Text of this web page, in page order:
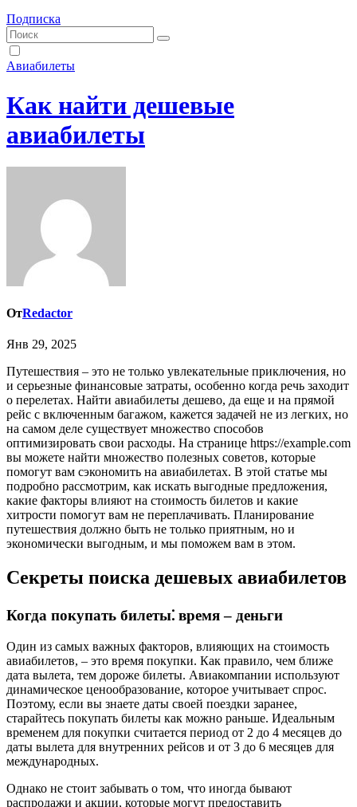
Подписка
Авиабилеты
Как найти дешевые
авиабилеты
ОтRedactor
Янв 29, 2025
Путешествия – это не только увлекательные приключения, но
и серьезные финансовые затраты, особенно когда речь заходит
о перелетах. Найти авиабилеты дешево, да еще и на прямой
рейс с включенным багажом, кажется задачей не из легких, но
на самом деле существует множество способов
оптимизировать свои расходы. На странице https://example.com
вы можете найти множество полезных советов, которые
помогут вам сэкономить на авиабилетах. В этой статье мы
подробно рассмотрим, как искать выгодные предложения,
какие факторы влияют на стоимость билетов и какие
хитрости помогут вам не переплачивать. Планирование
путешествия должно быть не только приятным, но и
экономически выгодным, и мы поможем вам в этом.
Секреты поиска дешевых авиабилетов
Когда покупать билеты⁚ время – деньги
Один из самых важных факторов, влияющих на стоимость
авиабилетов, – это время покупки. Как правило, чем ближе
дата вылета, тем дороже билеты. Авиакомпании используют
динамическое ценообразование, которое учитывает спрос.
Поэтому, если вы знаете даты своей поездки заранее,
старайтесь покупать билеты как можно раньше. Идеальным
временем для покупки считается период от 2 до 4 месяцев до
даты вылета для внутренних рейсов и от 3 до 6 месяцев для
международных.
Однако не стоит забывать о том, что иногда бывают
распродажи и акции, которые могут предоставить